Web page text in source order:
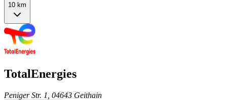
10 km
TotalEnergies
Peniger Str. 1, 04643 Geithain